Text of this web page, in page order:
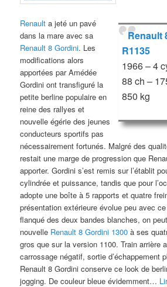
Renault
R1135
1966 – 4
88 ch –
850 kg
Renault a jeté un pavé
dans la mare avec sa
Renault 8 Gordini. Les
modifications alors
apportées par Amédée
Gordini ont transfiguré la
petite berline populaire en
reine des rallyes et
nouvelle égérie des jeunes
conducteurs sportifs pas
nécessairement fortunés. Malgré des
restait une marge de progression que
apporter. Gordini s’est remis sur l’établit
cylindrée et puissance, tandis que pour
adopte une boîte à 5 rapports et quatre
présentation extérieure évolue peu avec
flanqué des deux bandes blanches, on
nouvelle Renault 8 Gordini 1300 à ses
gros que sur la version 1100. Train arrière
carrossage négatif, sortie d’échappement
Renault 8 Gordini conserve ce look de
jogging. De couleur bleue évidemment…